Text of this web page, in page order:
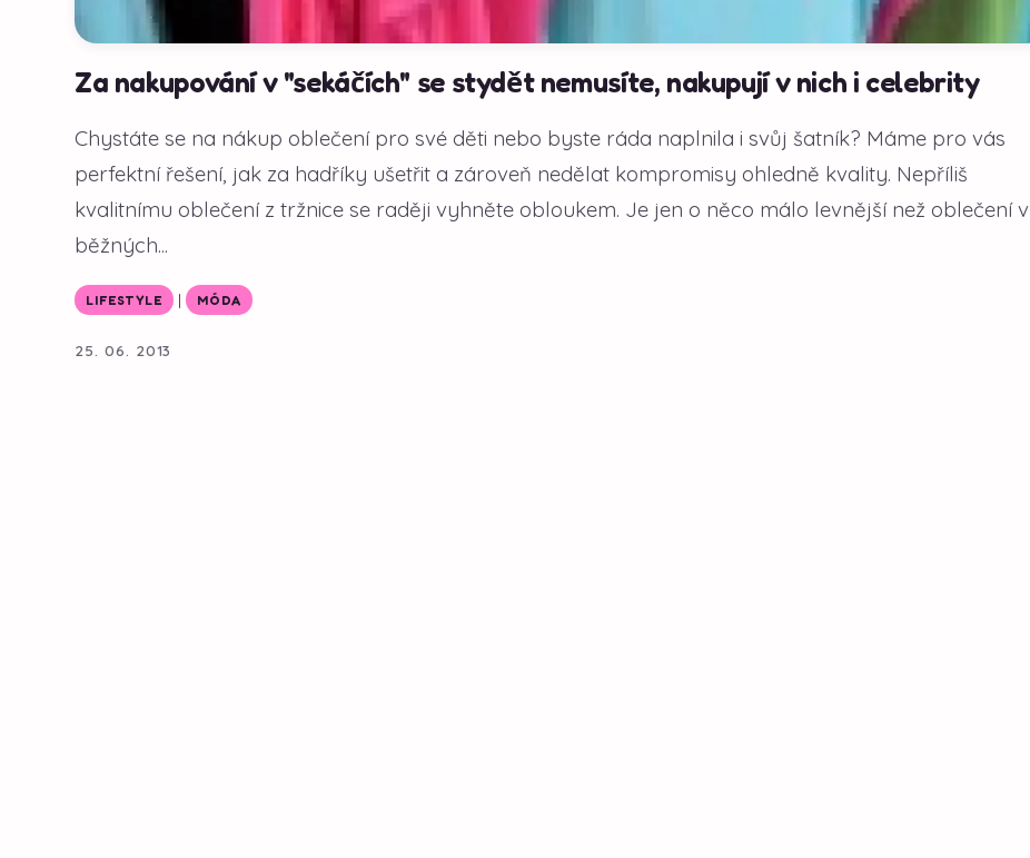
Za nakupování v "sekáčích" se stydět nemusíte, nakupují v nich i celebrity
Chystáte se na nákup oblečení pro své děti nebo byste ráda naplnila i svůj šatník? Máme pro vás
perfektní řešení, jak za hadříky ušetřit a zároveň nedělat kompromisy ohledně kvality. Nepříliš
kvalitnímu oblečení z tržnice se raději vyhněte obloukem. Je jen o něco málo levnější než oblečení v
běžných...
LIFESTYLE | MÓDA
25. 06. 2013